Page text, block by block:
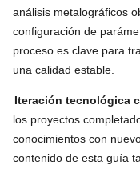
análisis metalográficos
configuración de
proceso es clave para
una calidad estable.
Iteración tecnológica
los proyectos
conocimientos con
contenido de esta guía